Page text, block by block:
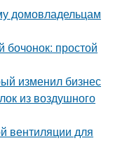
домовладельцам
бочонок: простой
изменил бизнес
из воздушного
вентиляции для